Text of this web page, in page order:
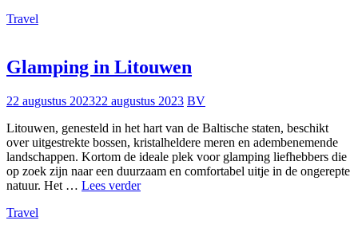
Travel
Glamping in Litouwen
22 augustus 202322 augustus 2023 BV
Litouwen, genesteld in het hart van de Baltische staten, beschikt
over uitgestrekte bossen, kristalheldere meren en adembenemende
landschappen. Kortom de ideale plek voor glamping liefhebbers die
op zoek zijn naar een duurzaam en comfortabel uitje in de ongerepte
natuur. Het … Lees verderGlamping
Travel